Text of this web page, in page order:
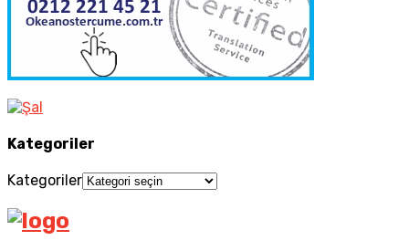
Kategoriler
Kategoriler